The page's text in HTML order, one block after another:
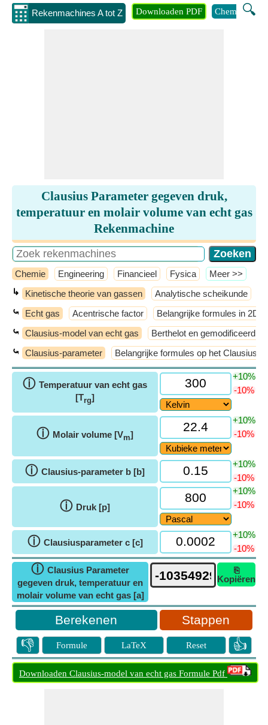
Rekenmachines A tot Z 🔍
Downloaden PDF Chemie
Clausius Parameter gegeven druk,
temperatuur en molair volume van echt gas
Rekenmachine
Chemie Engineering Financieel Fysica ​Meer >>
↳ Kinetische theorie van gassen Analytische scheikunde
⤿ Echt gas Acentrische factor Belangrijke formules in 2D
⤿ Clausius-model van echt gas Berthelot en gemodificeerd
⤿ Clausius-parameter Belangrijke formules op het Clausius-
ⓘ Temperatuur van echt gas
[Trg]
+10%
-10%
ⓘ Molair volume [Vm]
+10%
-10%
ⓘ Clausius-parameter b [b]
+10%
-10%
ⓘ Druk [p]
+10%
-10%
ⓘ Clausiusparameter c [c]
+10%
-10%
ⓘ Clausius Parameter
gegeven druk, temperatuur en
molair volume van echt gas [a]
⎘
Kopiëren
Stappen
👎 Formule LaTeX Reset 👍
Downloaden Clausius-model van echt gas Formule Pdf